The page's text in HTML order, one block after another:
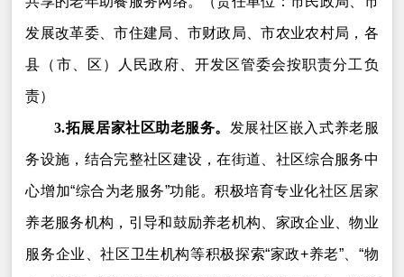
发展改革委、市住建局、市财政局、市农业农村局，各
县（市、区）人民政府、开发区管委会按职责分工负
责）
3.拓展居家社区助老服务。 发展社区嵌入式养老服
务设施，结合完整社区建设，在街道、社区综合服务中
心增加“综合为老服务”功能。积极培育专业化社区居家
养老服务机构，引导和鼓励养老机构、家政企业、物业
服务企业、社区卫生机构等积极探索“家政+养老”、“物